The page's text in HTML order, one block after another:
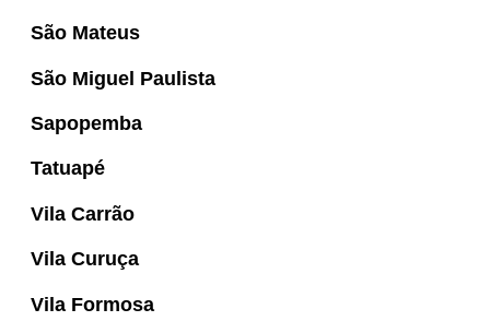
São Mateus
São Miguel Paulista
Sapopemba
Tatuapé
Vila Carrão
Vila Curuça
Vila Formosa